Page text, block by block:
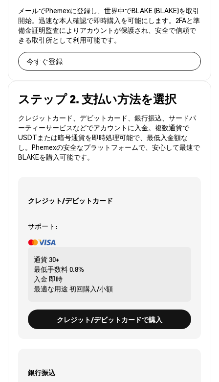
メールでPhemexに登録し、世界中でBLAKE (BLAKE)を取引
開始。迅速な本人確認で即時購入を可能にします。2FAと準
備金証明監査によりアカウントが保護され、安全で信頼で
きる取引所として利用可能です。
今すぐ登録
ステップ 2. 支払い方法を選択
クレジットカード、デビットカード、銀行振込、サードパ
ーティーサービスなどでアカウントに入金。複数通貨で
USDTまたは暗号通貨を即時処理可能で、最低入金額な
し。Phemexの安全なプラットフォームで、安心して最速で
BLAKEを購入可能です。
クレジット/デビットカード
サポート:
通貨30+
最低手数料0.8%
入金 即時
最適な用途 初回購入/小額
クレジット/デビットカードで購入
銀行振込